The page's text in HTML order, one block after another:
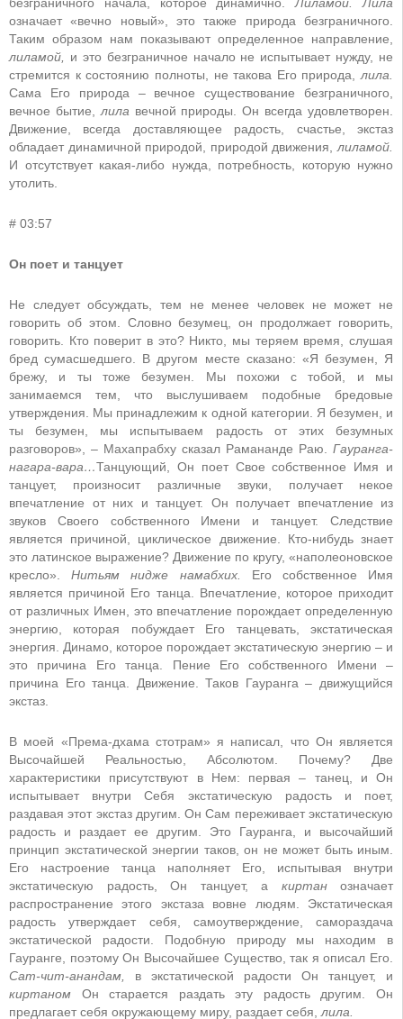
означает «вечно новый», это также природа безграничного.
Таким образом нам показывают определенное направление,
лиламой, и это безграничное начало не испытывает нужду, не
стремится к состоянию полноты, не такова Его природа, лила.
Сама Его природа – вечное существование безграничного,
вечное бытие, лила вечной природы. Он всегда удовлетворен.
Движение, всегда доставляющее радость, счастье, экстаз
обладает динамичной природой, природой движения, лиламой.
И отсутствует какая-либо нужда, потребность, которую нужно
утолить.
# 03:57
Он поет и танцует
Не следует обсуждать, тем не менее человек не может не
говорить об этом. Словно безумец, он продолжает говорить,
говорить. Кто поверит в это? Никто, мы теряем время, слушая
бред сумасшедшего. В другом месте сказано: «Я безумен, Я
брежу, и ты тоже безумен. Мы похожи с тобой, и мы
занимаемся тем, что выслушиваем подобные бредовые
утверждения. Мы принадлежим к одной категории. Я безумен, и
ты безумен, мы испытываем радость от этих безумных
разговоров», – Махапрабху сказал Рамананде Раю. Гауранга-
нагара-вара…Танцующий, Он поет Свое собственное Имя и
танцует, произносит различные звуки, получает некое
впечатление от них и танцует. Он получает впечатление из
звуков Своего собственного Имени и танцует. Следствие
является причиной, циклическое движение. Кто-нибудь знает
это латинское выражение? Движение по кругу, «наполеоновское
кресло».Нитьям нидже намабхих. Его собственное Имя
является причиной Его танца. Впечатление, которое приходит
от различных Имен, это впечатление порождает определенную
энергию, которая побуждает Его танцевать, экстатическая
энергия. Динамо, которое порождает экстатическую энергию – и
это причина Его танца. Пение Его собственного Имени –
причина Его танца. Движение. Таков Гауранга – движущийся
экстаз.
В моей «Према-дхама стотрам» я написал, что Он является
Высочайшей Реальностью, Абсолютом. Почему? Две
характеристики присутствуют в Нем: первая – танец, и Он
испытывает внутри Себя экстатическую радость и поет,
раздавая этот экстаз другим. Он Сам переживает экстатическую
радость и раздает ее другим. Это Гауранга, и высочайший
принцип экстатической энергии таков, он не может быть иным.
Его настроение танца наполняет Его, испытывая внутри
экстатическую радость, Он танцует, а киртан означает
распространение этого экстаза вовне людям. Экстатическая
радость утверждает себя, самоутверждение, самораздача
экстатической радости. Подобную природу мы находим в
Гауранге, поэтому Он Высочайшее Существо, так я описал Его.
Сат-чит-анандам, в экстатической радости Он танцует, и
киртаном Он старается раздать эту радость другим. Он
предлагает себя окружающему миру, раздает себя, лила.